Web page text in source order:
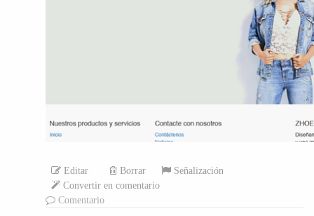
Editar Borrar
Señalización
Convertir en comentario
Comentario